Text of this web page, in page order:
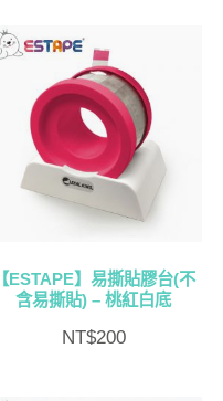
【ESTAPE】易撕貼膠台(不
含易撕貼) – 桃紅白底
NT$200